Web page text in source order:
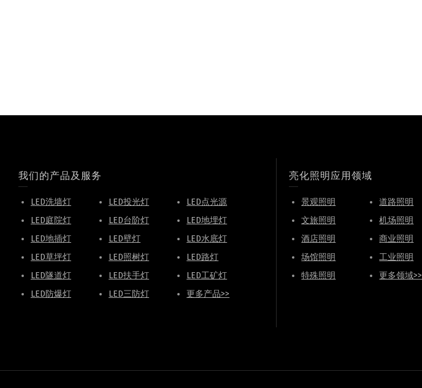
我们的产品及服务
LED洗墙灯 LED投光灯
LED点光源
LED庭院灯
LED台阶灯
LED地埋灯
LED地插灯
LED壁灯
LED水底灯
LED草坪灯
LED照树灯
LED路灯
LED隧道灯
LED扶手灯
LED工矿灯
LED防爆灯
LED三防灯 更多产品>>
亮化照明应用领域
景观照明 道路照明
文旅照明
机场照明
酒店照明
商业照明
场馆照明
工业照明
特殊照明
更多领域>>